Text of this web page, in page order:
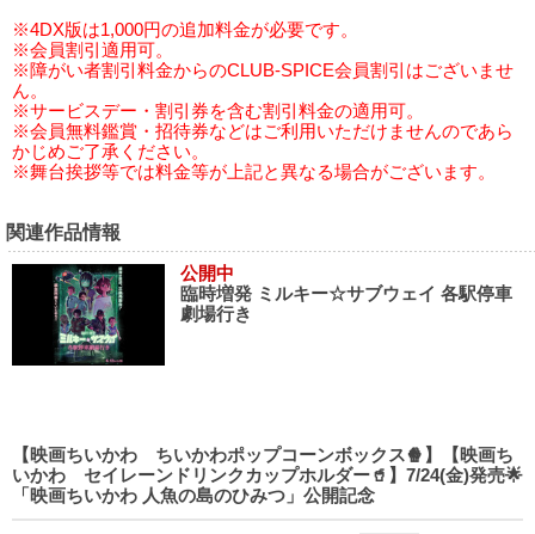
※4DX版は1,000円の追加料金が必要です。
※会員割引適用可。
※障がい者割引料金からのCLUB-SPICE会員割引はございませ
ん。
※サービスデー・割引券を含む割引料金の適用可。
※会員無料鑑賞・招待券などはご利用いただけませんのであら
かじめご了承ください。
※舞台挨拶等では料金等が上記と異なる場合がございます。
関連作品情報
公開中
臨時増発 ミルキー☆サブウェイ 各駅停車
劇場行き
【映画ちいかわ ちいかわポップコーンボックス🍿】【映画ち
いかわ セイレーンドリンクカップホルダー🥤】7/24(金)発売🌟
「映画ちいかわ 人魚の島のひみつ」公開記念